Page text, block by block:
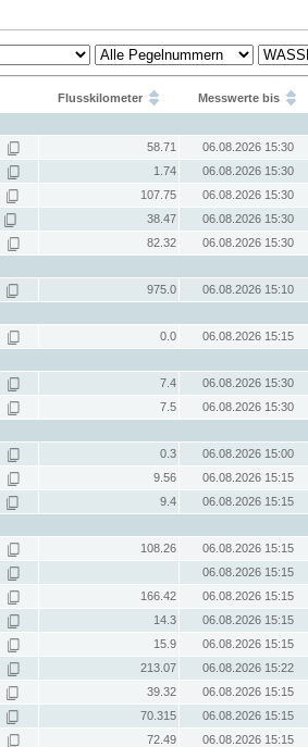
Flusskilometer Messwerte bis
58.71
06.08.2026 15:30
1.74
06.08.2026 15:30
107.75
06.08.2026 15:30
38.47
06.08.2026 15:30
82.32
06.08.2026 15:30
975.0
06.08.2026 15:10
0.0
06.08.2026 15:15
7.4
06.08.2026 15:30
7.5
06.08.2026 15:30
0.3
06.08.2026 15:00
9.56
06.08.2026 15:15
9.4
06.08.2026 15:15
108.26
06.08.2026 15:15
06.08.2026 15:15
166.42
06.08.2026 15:15
14.3
06.08.2026 15:15
15.9
06.08.2026 15:15
213.07
06.08.2026 15:22
39.32
06.08.2026 15:15
70.315
06.08.2026 15:15
72.49
06.08.2026 15:15